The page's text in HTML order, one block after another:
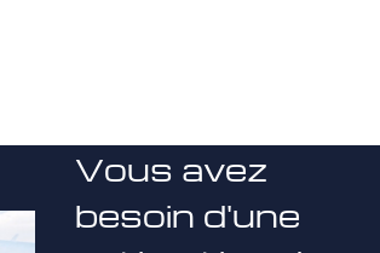
Vous avez
besoin d'une